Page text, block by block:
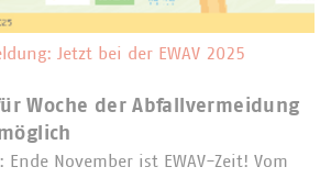
Jetzt bei der EWAV 2025
Woche der Abfallvermeidung
November ist EWAV-Zeit! Vom